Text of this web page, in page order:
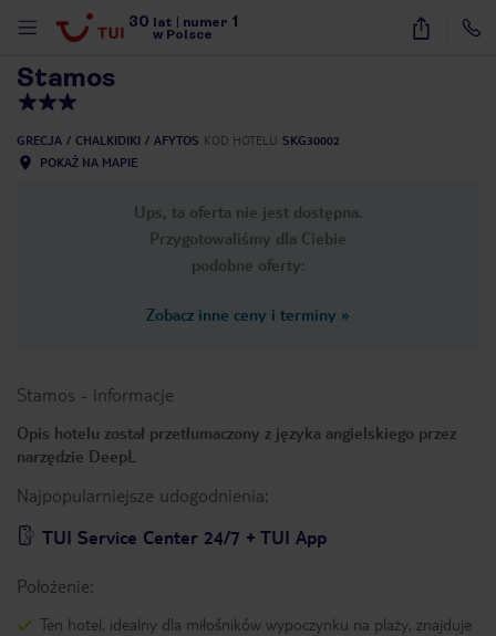
30 lat numer 1
w Polsce
28
Stamos
GRECJA CHALKIDIKI AFYTOS KOD HOTELU SKG30002
POKAŻ NA MAPIE
Ups, ta oferta nie jest dostępna.
Przygotowaliśmy dla Ciebie
podobne oferty:
Zobacz inne ceny i terminy »
Stamos - informacje
Opis hotelu został przetłumaczony z języka angielskiego przez
narzędzie DeepL
Najpopularniejsze udogodnienia:
TUI Service Center 24/7 + TUI App
Położenie:
Ten hotel, idealny dla miłośników wypoczynku na plaży, znajduje